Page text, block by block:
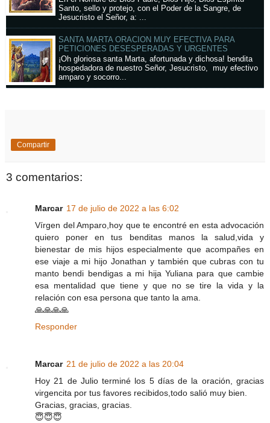
Santo, sello y protejo, con el Poder de la Sangre, de
Jesucristo el Señor, a: ...
SANTA MARTA ORACION MUY EFECTIVA PARA
PETICIONES DESESPERADAS Y URGENTES
¡Oh gloriosa santa Marta, afortunada y dichosa! bendita
hospedadora de nuestro Señor, Jesucristo, muy efectivo
amparo y socorro...
Compartir
3 comentarios:
Marcar 17 de julio de 2022 a las 6:02
Vírgen del Amparo,hoy que te encontré en esta advocación
quiero poner en tus benditas manos la salud,vida y
bienestar de mis hijos especialmente que acompañes en
ese viaje a mi hijo Jonathan y también que cubras con tu
manto bendi bendigas a mi hija Yuliana para que cambie
esa mentalidad que tiene y que no se tire la vida y la
relación con esa persona que tanto la ama.
🙏🙏🙏🙏
Responder
Marcar 21 de julio de 2022 a las 20:04
Hoy 21 de Julio terminé los 5 días de la oración, gracias
virgencita por tus favores recibidos,todo salió muy bien.
Gracias, gracias, gracias.
😇😇😇